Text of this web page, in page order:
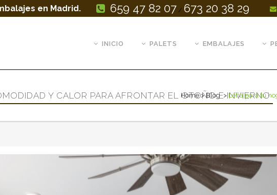
en Madrid. 659 47 82 07 / 673 20 38 29
INICIO PALETS EMBALAJES
Y CALOR PARA AFRONTAR EL OTOÑO E INVIERNO
Home>Blog > Leña para tu